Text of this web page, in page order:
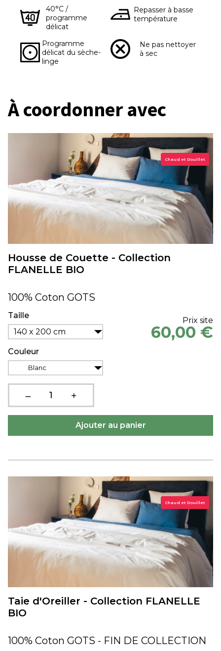
40°C /
programme
délicat
Repasser à basse
température
Programme
délicat du sèche-
linge
Ne pas nettoyer
à sec
À coordonner avec
Chaud et Douillet
Housse de Couette - Collection
FLANELLE BIO
100% Coton GOTS
Taille
140 x 200 cm
Couleur
Blanc
Prix site
60,00 €
Chaud et Douillet
Taie d'Oreiller - Collection FLANELLE
BIO
100% Coton GOTS - FIN DE COLLECTION